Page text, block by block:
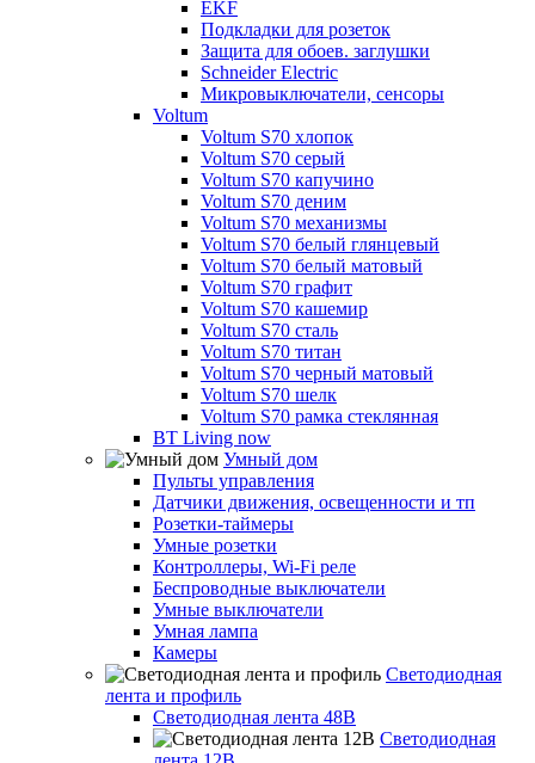
EKF
Подкладки для розеток
Защита для обоев. заглушки
Schneider Electric
Микровыключатели, сенсоры
Voltum
Voltum S70 хлопок
Voltum S70 серый
Voltum S70 капучино
Voltum S70 деним
Voltum S70 механизмы
Voltum S70 белый глянцевый
Voltum S70 белый матовый
Voltum S70 графит
Voltum S70 кашемир
Voltum S70 сталь
Voltum S70 титан
Voltum S70 черный матовый
Voltum S70 шелк
Voltum S70 рамка стеклянная
BT Living now
Умный дом
Пульты управления
Датчики движения, освещенности и тп
Розетки-таймеры
Умные розетки
Контроллеры, Wi-Fi реле
Беспроводные выключатели
Умные выключатели
Умная лампа
Камеры
Светодиодная
лента и профиль
Светодиодная лента 48В
Светодиодная